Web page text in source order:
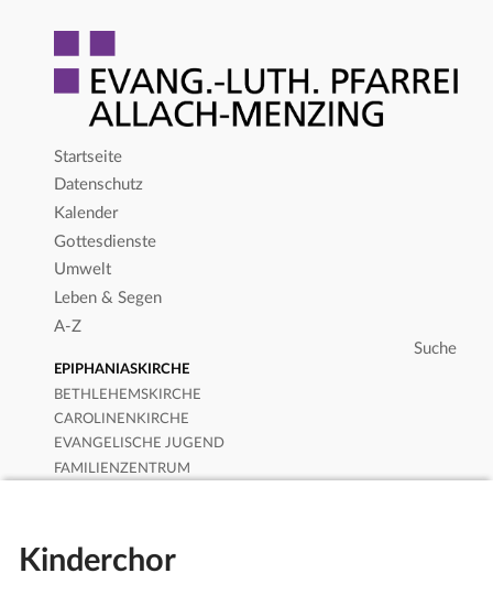
Startseite
Datenschutz
Kalender
Gottesdienste
Umwelt
Leben & Segen
A-Z
EPIPHANIASKIRCHE
BETHLEHEMSKIRCHE
CAROLINENKIRCHE
EVANGELISCHE JUGEND
FAMILIENZENTRUM
Kinderchor